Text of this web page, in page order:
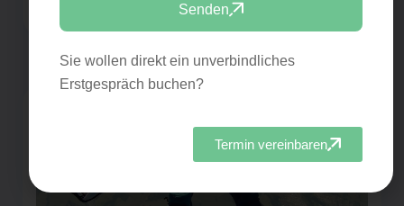
Senden
Sie wollen direkt ein unverbindliches
Erstgespräch buchen?
Termin vereinbaren